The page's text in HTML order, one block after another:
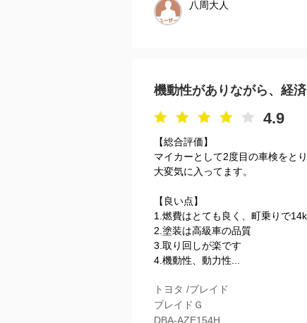
八周大人
機動性がありながら、経
4.9
【総合評価】
マイカーとして2度目の車検をと
大変気に入ってます。
【良い点】
1.燃費はとても良く、町乗りで
2.塗装は高級車の品質
3.取り回しが楽です
4.機動性、動力性...
トヨタ /ブレイド
ブレイドＧ
DBA-AZE154H